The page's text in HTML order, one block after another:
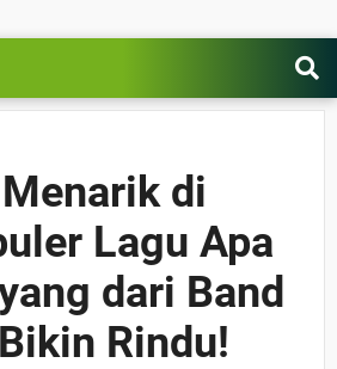
di
Lagu Apa
dari Band
Rindu!